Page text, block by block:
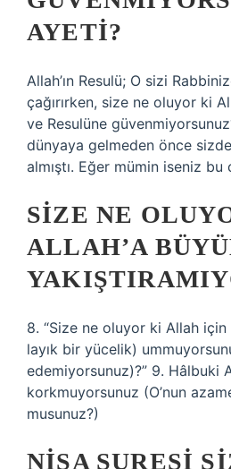
AYETI?
Allah’ın Resulü; O sizi
çağırırken, size ne oluyor ki
ve Resulüne
dünyaya gelmeden önce
almıştı. Eğer mümin iseniz bu
SIZE NE
ALLAH’A
8. “Size ne oluyor ki Allah için
layık bir yücelik)
edemiyorsunuz)?” 9. Hâlbuki
korkmuyorsunuz (O’nun
musunuz?)
NISA SURESI